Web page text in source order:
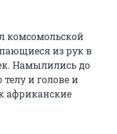
комсомольской
из рук в
Намылились до
и голове и
африканские